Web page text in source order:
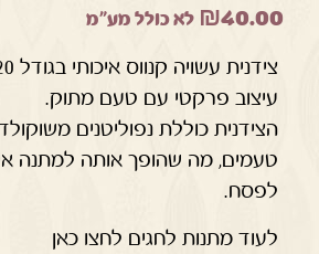
₪40.00 לא כולל מע"מ
עיצוב פרקטי עם טעם מתוק.
טעמים, מה שהופך אותה למתנה
לפסח.
לעוד מתנות לחגים לחצו כאן